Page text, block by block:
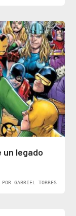
un legado
POR GABRIEL TORRES